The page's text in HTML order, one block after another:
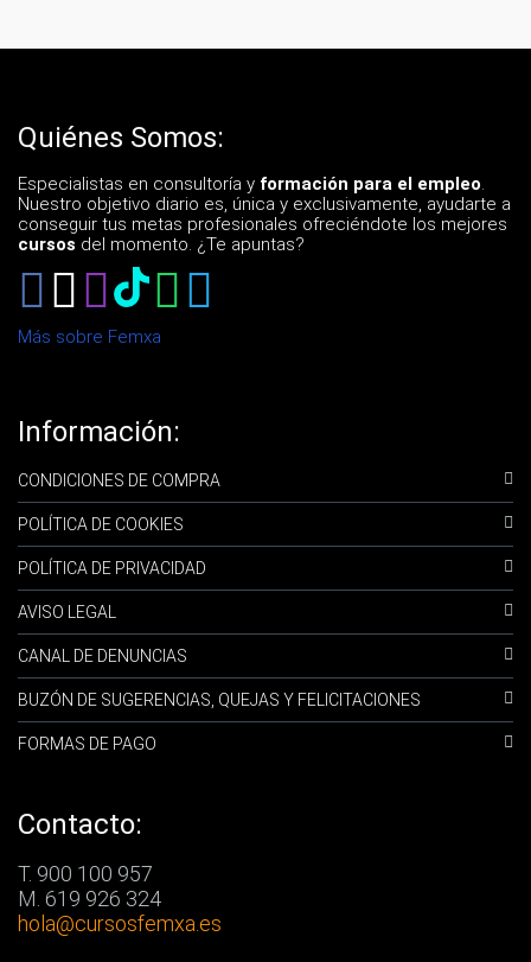
Quiénes Somos:
Especialistas en consultoría y formación para el empleo
Nuestro objetivo diario es, única y exclusivamente, ayudarte a
conseguir tus metas profesionales ofreciéndote los mejores
cursos del momento. ¿Te apuntas?
Más sobre Femxa
Información:
CONDICIONES DE COMPRA
POLÍTICA DE COOKIES
POLÍTICA DE PRIVACIDAD
AVISO LEGAL
CANAL DE DENUNCIAS
BUZÓN DE SUGERENCIAS, QUEJAS Y FELICITACIONES
FORMAS DE PAGO
Contacto:
T. 900 100 957
M. 619 926 324
hola@cursosfemxa.es